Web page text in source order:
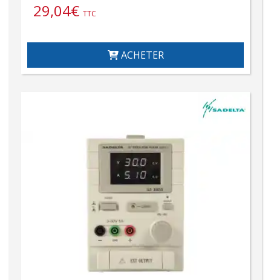
29,04€ TTC
ACHETER